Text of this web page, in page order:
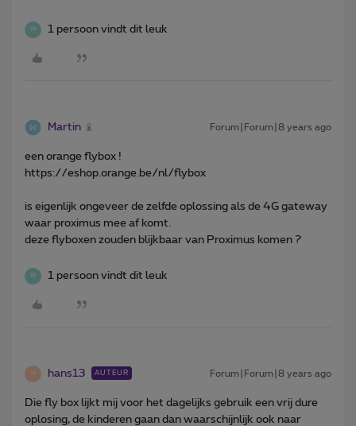
W 1 persoon vindt dit leuk
Martin Forum|Forum|8 years ago
een orange flybox !
https://eshop.orange.be/nl/flybox
is eigenlijk ongeveer de zelfde oplossing als de 4G gateway
waar proximus mee af komt.
deze flyboxen zouden blijkbaar van Proximus komen ?
W 1 persoon vindt dit leuk
H hans13 AUTEUR Forum|Forum|8 years ago
Die fly box lijkt mij voor het dagelijks gebruik een vrij dure
oplosing, de kinderen gaan dan waarschijnlijk ook naar